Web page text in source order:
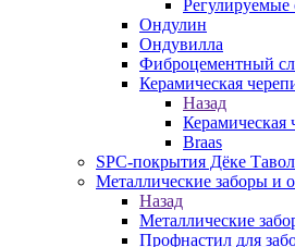
Ондулин
Ондувилла
Фиброцементный
Керамическая
Назад
Керамическая
Braas
SPC-покрытия Дёке
Металлические заборы и
Назад
Металлические
Профнастил для